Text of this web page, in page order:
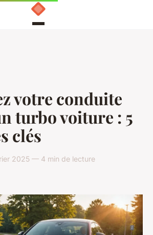
votre conduite
turbo voiture : 5
clés
2025 — 4 min de lecture